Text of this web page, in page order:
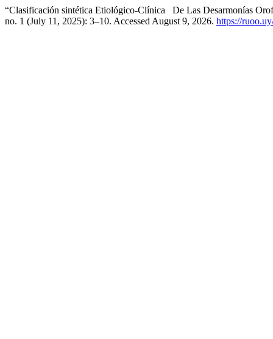
“Clasificación sintética Etiológico-Clínica De Las Desarmonías
no. 1 (July 11, 2025): 3–10. Accessed August 9, 2026. https://